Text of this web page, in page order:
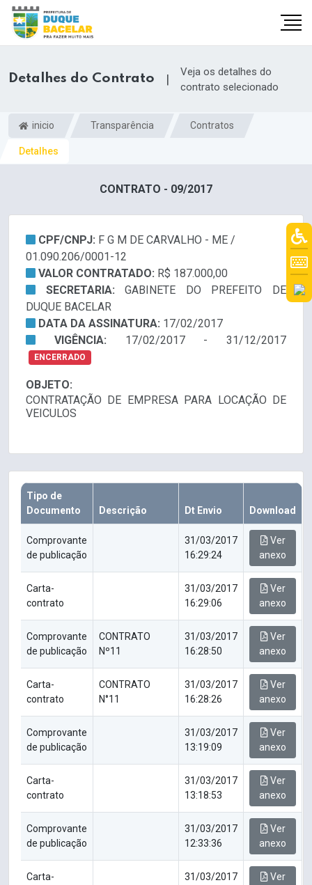
Detalhes do Contrato |
Veja os detalhes do
contrato selecionado
inicio Transparência Contratos
Detalhes
CONTRATO - 09/2017
CPF/CNPJ: F G M DE CARVALHO - ME /
01.090.206/0001-12
VALOR CONTRATADO: R$ 187.000,00
SECRETARIA:GABINETE DO PREFEITO DE
DUQUE BACELAR
DATA DA ASSINATURA: 17/02/2017
VIGÊNCIA: 17/02/2017 - 31/12/2017
ENCERRADO
OBJETO:
CONTRATAÇÃO DE EMPRESA PARA LOCAÇÃO DE
VEICULOS
Tipo de
Documento
Descrição Dt Envio Download
Comprovante
de publicação
31/03/2017
16:29:24
Ver
anexo
Carta-
contrato
31/03/2017
16:29:06
Ver
anexo
Comprovante
de publicação
CONTRATO
Nº11
31/03/2017
16:28:50
Ver
anexo
Carta-
contrato
CONTRATO
N°11
31/03/2017
16:28:26
Ver
anexo
Comprovante
de publicação
31/03/2017
13:19:09
Ver
anexo
Carta-
contrato
31/03/2017
13:18:53
Ver
anexo
Comprovante
de publicação
31/03/2017
12:33:36
Ver
anexo
Carta-
31/03/2017
Ver